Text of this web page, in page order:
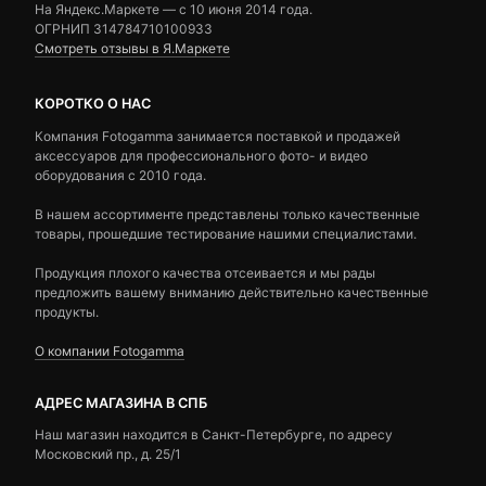
На Яндекс.Маркете — c 10 июня 2014 года.
ОГРНИП 314784710100933
Смотреть отзывы в Я.Маркете
КОРОТКО О НАС
Компания Fotogamma занимается поставкой и продажей
аксессуаров для профессионального фото- и видео
оборудования с 2010 года.
В нашем ассортименте представлены только качественные
товары, прошедшие тестирование нашими специалистами.
Продукция плохого качества отсеивается и мы рады
предложить вашему вниманию действительно качественные
продукты.
О компании Fotogamma
АДРЕС МАГАЗИНА В СПБ
Наш магазин находится в Санкт-Петербурге, по адресу
Московский пр., д. 25/1